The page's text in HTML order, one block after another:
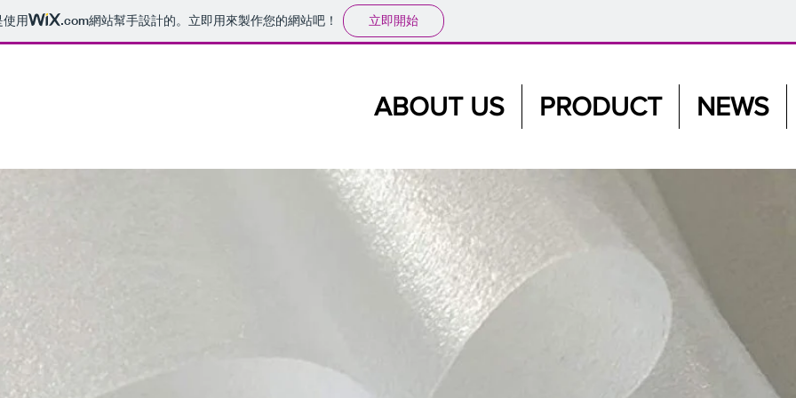
用 .com網站幫手設計的。立即用來製作您的網站吧！ 立即開始
ABOUT US PRODUCT NEWS